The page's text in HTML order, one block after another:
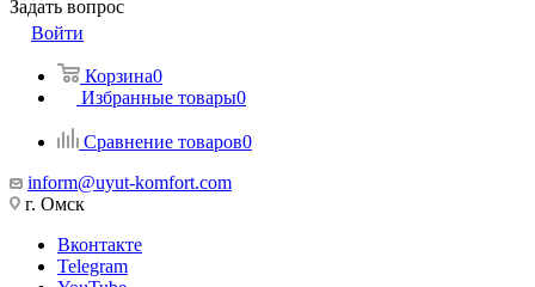
Задать вопрос
Войти
Корзина0
Избранные товары0
Сравнение товаров0
inform@uyut-komfort.com
г. Омск
Вконтакте
Telegram